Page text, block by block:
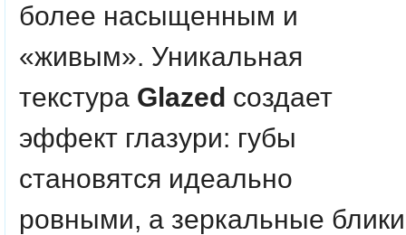
более насыщенным и
«живым». Уникальная
текстура Glazed создает
эффект глазури: губы
становятся идеально
ровными, а зеркальные блики